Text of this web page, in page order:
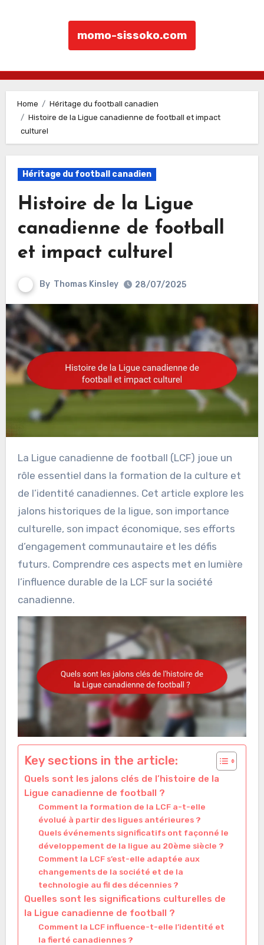
momo-sissoko.com
Home
Héritage du football canadien
Histoire de la Ligue canadienne de football et impact
culturel
Héritage du football canadien
Histoire de la Ligue
canadienne de football
et impact culturel
By Thomas Kinsley 28/07/2025
La Ligue canadienne de football (LCF) joue un
rôle essentiel dans la formation de la culture et
de l’identité canadiennes. Cet article explore les
jalons historiques de la ligue, son importance
culturelle, son impact économique, ses efforts
d’engagement communautaire et les défis
futurs. Comprendre ces aspects met en lumière
l’influence durable de la LCF sur la société
canadienne.
Key sections in the article:
Quels sont les jalons clés de l’histoire de la
Ligue canadienne de football ?
Comment la formation de la LCF a-t-elle
évolué à partir des ligues antérieures ?
Quels événements significatifs ont façonné le
développement de la ligue au 20ème siècle ?
Comment la LCF s’est-elle adaptée aux
changements de la société et de la
technologie au fil des décennies ?
Quelles sont les significations culturelles de
la Ligue canadienne de football ?
Comment la LCF influence-t-elle l’identité et
la fierté canadiennes ?